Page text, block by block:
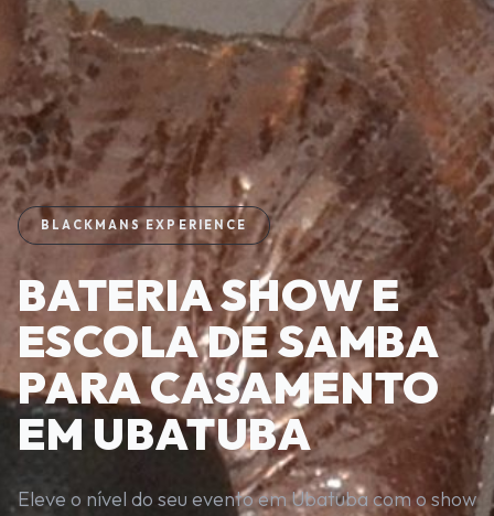
BLACKMANS EXPERIENCE
BATERIA SHOW E
ESCOLA DE SAMBA
PARA CASAMENTO
EM UBATUBA
Eleve o nível do seu evento em Ubatuba com o show